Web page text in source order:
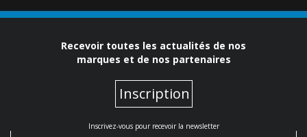
Recevoir toutes les actualités de nos
marques et de nos partenaires
Inscription
Inscrivez-vous pour recevoir la newsletter